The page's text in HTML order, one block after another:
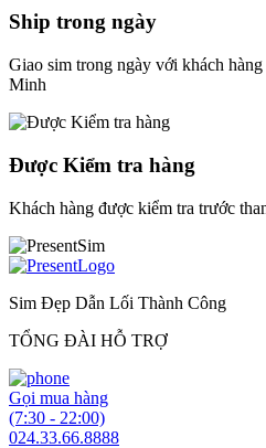
Ship trong ngày
Giao sim trong ngày với khách
Minh
Được Kiểm tra hàng
Khách hàng được kiểm tra trước
Sim Đẹp Dẫn Lối Thành Công
TỔNG ĐÀI HỖ TRỢ
Gọi mua hàng
(7:30 - 22:00)
024.33.66.8888